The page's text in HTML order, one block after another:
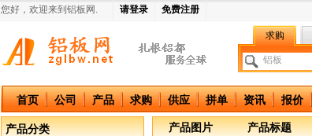
您好，欢迎来到铝板网. 请登录 免费注册
中国铝板网
求购
首页 公司 产品 求购 供应 拼单 资讯 报价
产品分类 产品图片 产品标题